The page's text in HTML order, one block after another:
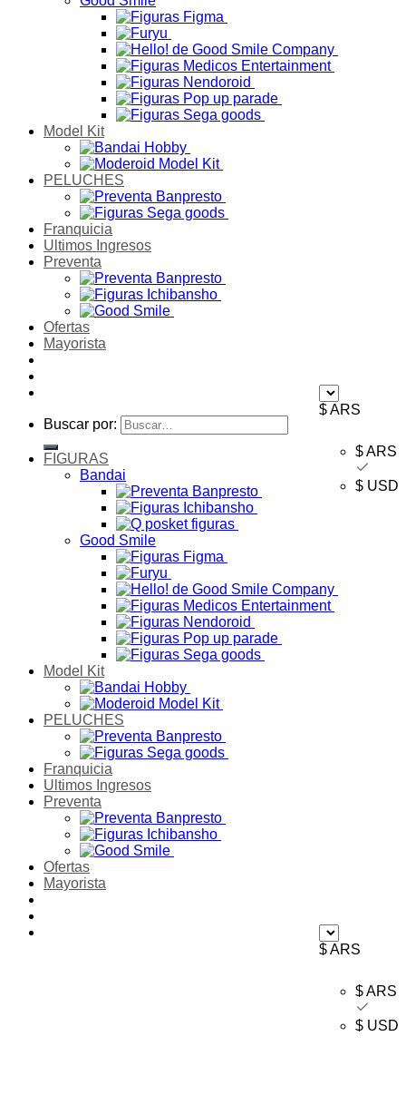
Model Kit
PELUCHES
Franquicia
Ultimos Ingresos
Preventa
Ofertas
Mayorista
$ ARS
$ ARS
$ USD
Buscar por:
FIGURAS
Bandai
Good Smile
Model Kit
PELUCHES
Franquicia
Ultimos Ingresos
Preventa
Ofertas
Mayorista
$ ARS
$ ARS
$ USD